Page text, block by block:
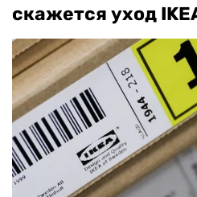
скажется уход